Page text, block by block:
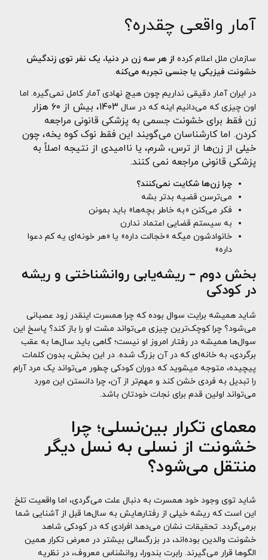
آمار واقعی چقدره؟
سازمان ملل اعلام کرده از هر سه زن در دنیا، یک نفر توی زندگیش
خشونت فیزیکی یا جنسی تجربه می‌کنه.
در ایران آمار دقیقی نداریم چون هیچ نهادی آمار کامل نمی‌گیره. اما
اون چیزی که می‌دانیم اینه که در سال
۱۴۰۳، بیش از ۶۰ هزار
زن فقط برای خشونت جسمی به پزشکی قانونی مراجعه
کردن. اما کارشناسان می‌گویند این فقط نوک کوه یخه، چون
خیلی از زن‌ها از ترس، شرم، یا ناامیدی از نتیجه اصلاً به
پزشکی قانونی مراجعه نمی کنند.
چرا زن‌ها شکایت نمی‌کنند؟
می‌ترسن قضیه بدتر بشه
فکر می‌کنن «به خاطر بچه‌ها» باید بمونن
به سیستم قضایی اعتماد ندارن
خانوادشون میگه «خجالت داره» یا «هر خونه‌ای یه کم دعوا
داره»
بخش دوم – ریشه‌یابی روانشناختی و ریشه
در کودکی
شاید همیشه برایت سوال بوده که چرا همسرت اینقدر زود عصبانی
می‌شود؟ چرا کوچک‌ترین چیزی می‌تواند مشت او را باز کند؟ پاسخ این
سوال‌ها همیشه در رفتار امروز او نیست؛ گاهی باید سال‌ها به عقب
برگردی، به خانه‌ای که در آن بزرگ شده. در این بخش، بدون کلمات
پیچیده، متوجه میشوید که دوران کودکی چطور می‌تواند یک مرد آرام
را تبدیل به فردی خشن کند و مهم‌تر از آن، چرا دانستن این مورد
می‌تواند اولین قدم برای نجات خودتان باشد.
معمای تکرار بین‌نسلی؛ چرا
خشونت از نسلی به نسل دیگر
منتقل می‌شود؟
شاید توی وجود خود همسرت به دنبال علت می‌گردی، اما واقعیت تلخ
این است که ریشه خیلی از رفتارهایش به سال‌ها قبل از آشنایی شما
برمی‌گردد. تحقیقات نشان می‌دهد افرادی که در کودکی شاهد
خشونت والدین بوده‌اند، در بزرگسالی بیشتر در معرض تکرار همین
الگوها قرار می‌گیرند. رابرت بندورا، روانشناس معروف، در نظریه